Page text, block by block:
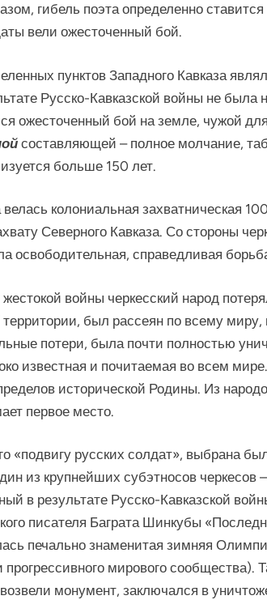
гибель поэта определенно
вели ожесточенный бой.
пунктов Западного Кавказа
Русско-Кавказской войны не была
ожесточенный бой на земле, чужой
составляющей – полное молчание,
больше 150 лет.
колониальная захватническая
Северного Кавказа. Со стороны
освободительная, справедливая
войны черкесский народ
был рассеян по всему миру,
потери, была почти полностью
известная и почитаемая во всем
исторической Родины. Из
первое место.
«подвигу русских солдат», выбрана
из крупнейших субэтносов черкесов
в результате Русско-Кавказской
писателя Баграта Шинкубы
печально знаменитая зимняя
мирового сообщества).
монумент, заключался в